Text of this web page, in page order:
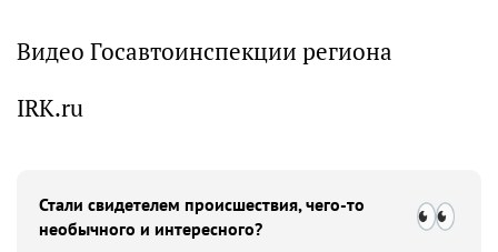
Видео Госавтоинспекции региона
IRK.ru
Стали свидетелем происшествия, чего-то
необычного и интересного?